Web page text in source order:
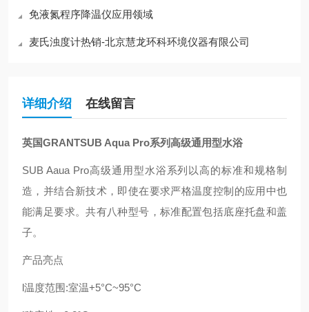
免液氮程序降温仪应用领域
麦氏浊度计热销-北京慧龙环科环境仪器有限公司
详细介绍 在线留言
英国GRANTSUB Aqua Pro系列高级通用型水浴
SUB Aaua Pro高级通用型水浴系列以高的标准和规格制
造，并结合新技术 ，即使在要求严格温度控制的应用中也
能满足要求。共有八种型号，标准配置包括底座托盘和盖
子。
产品亮点
l温度范围 :室温+5°C~95°C